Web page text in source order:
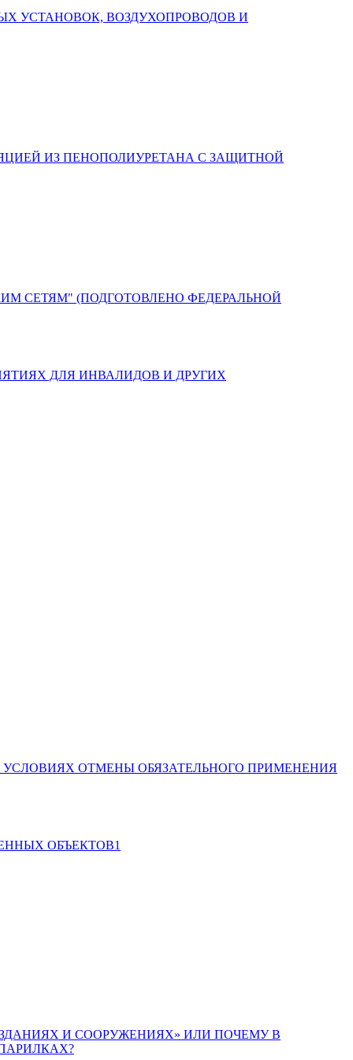
УСТАНОВОК, ВОЗДУХОПРОВОДОВ И
ИЗ ПЕНОПОЛИУРЕТАНА С ЗАЩИТНОЙ
СЕТЯМ" (ПОДГОТОВЛЕНО ФЕДЕРАЛЬНОЙ
ДЛЯ ИНВАЛИДОВ И ДРУГИХ
ОТМЕНЫ ОБЯЗАТЕЛЬНОГО ПРИМЕНЕНИЯ
ОБЪЕКТОВ1
И СООРУЖЕНИЯХ» ИЛИ ПОЧЕМУ В